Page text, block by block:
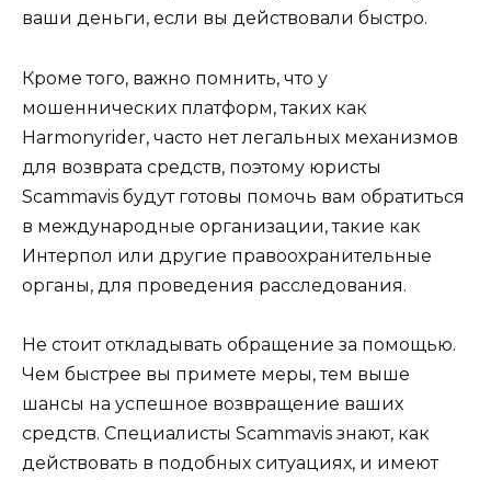
ваши деньги, если вы действовали быстро.
Кроме того, важно помнить, что у
мошеннических платформ, таких как
Harmonyrider, часто нет легальных механизмов
для возврата средств, поэтому юристы
Scammavis будут готовы помочь вам обратиться
в международные организации, такие как
Интерпол или другие правоохранительные
органы, для проведения расследования.
Не стоит откладывать обращение за помощью.
Чем быстрее вы примете меры, тем выше
шансы на успешное возвращение ваших
средств. Специалисты Scammavis знают, как
действовать в подобных ситуациях, и имеют